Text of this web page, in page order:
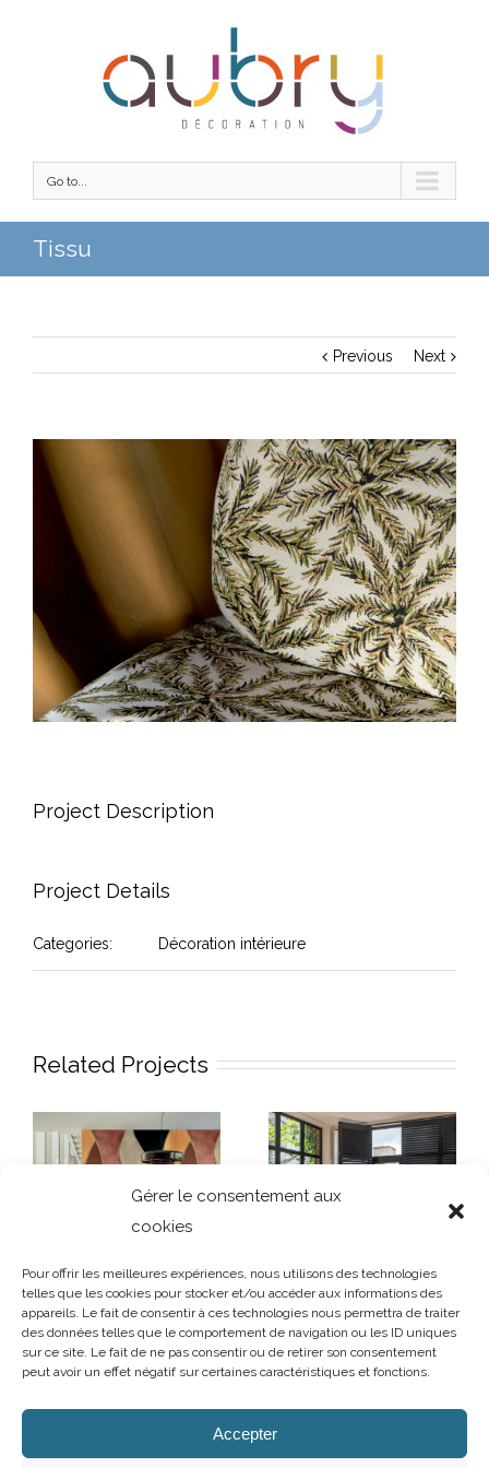
Gérer le consentement aux
cookies
Pour offrir les meilleures expériences, nous utilisons des technologies
telles que les cookies pour stocker et/ou accéder aux informations des
appareils. Le fait de consentir à ces technologies nous permettra de traiter
des données telles que le comportement de navigation ou les ID uniques
sur ce site. Le fait de ne pas consentir ou de retirer son consentement
peut avoir un effet négatif sur certaines caractéristiques et fonctions.
Accepter
Go to...
Tissu
Previous Next
Project Description
Project Details
Categories: Décoration intérieure
Related Projects
Papier peint
Volets intérieurs
JASNO pour
chaque pièce
60 86 (showroom n°2) /aubry-decoration@orange.fr